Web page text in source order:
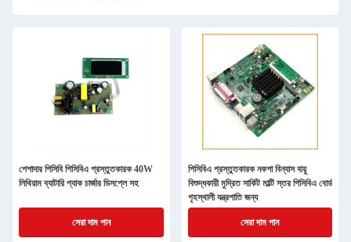
পেশাদার পিসিবি পিসিবিএ প্রস্তুতকারক 40W
লিথিয়াম ব্যাটারি প্যাক চার্জার ডিসপ্লে সহ
সেরা দাম পান
পিসিবিএ প্রস্তুতকারক নকশা বিন্যাস বায়ু
বিশুদ্ধকারী মুদ্রিত সার্কিট মাল্টি স্তর পিসিবিএ বোর্ড
গৃহস্থালী যন্ত্রপাতি জন্য
সেরা দাম পান